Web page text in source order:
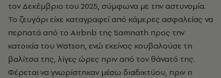
τον Δεκέμβριο του 2025, σύμφωνα με την αστυνομία.
Το ζευγάρι είχε καταγραφεί από κάμερες ασφαλείας να
περπατά από το Airbnb της Samnath προς την
κατοικία του Watson, ενώ εκείνος κουβαλούσε τη
βαλίτσα της, λίγες ώρες πριν από τον θάνατό της.
Φέρεται να γνωρίστηκαν μέσω διαδικτύου, πριν η